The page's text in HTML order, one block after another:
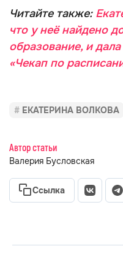
Читайте также:
что у неё найдено
образование, и
«Чекап по
ЕКАТЕРИНА ВОЛКОВА
Автор статьи
Валерия Бусловская
Ссылка